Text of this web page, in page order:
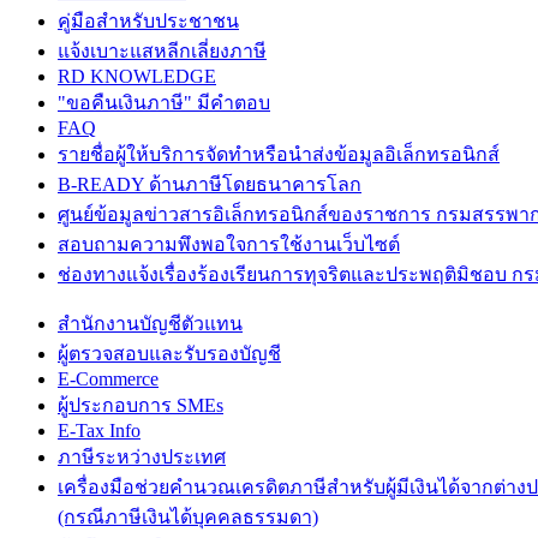
คู่มือสำหรับประชาชน
แจ้งเบาะแสหลีกเลี่ยงภาษี
RD KNOWLEDGE
"ขอคืนเงินภาษี" มีคำตอบ
FAQ
รายชื่อผู้ให้บริการจัดทำหรือนำส่งข้อมูลอิเล็กทรอนิกส์
B-READY ด้านภาษีโดยธนาคารโลก
ศูนย์ข้อมูลข่าวสารอิเล็กทรอนิกส์ของราชการ กรมสรรพา
สอบถามความพึงพอใจการใช้งานเว็บไซต์
ช่องทางแจ้งเรื่องร้องเรียนการทุจริตและประพฤติมิชอบ ก
สำนักงานบัญชีตัวแทน
ผู้ตรวจสอบและรับรองบัญชี
E-Commerce
ผู้ประกอบการ SMEs
E-Tax Info
ภาษีระหว่างประเทศ
เครื่องมือช่วยคำนวณเครดิตภาษีสำหรับผู้มีเงินได้จากต่าง
(กรณีภาษีเงินได้บุคคลธรรมดา)